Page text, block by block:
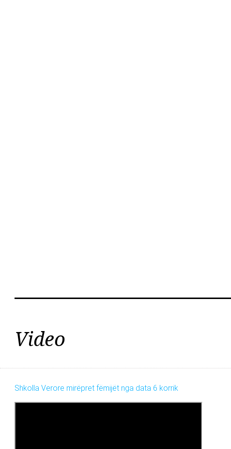
Video
Shkolla Verore mirëpret fëmijët nga data 6 korrik